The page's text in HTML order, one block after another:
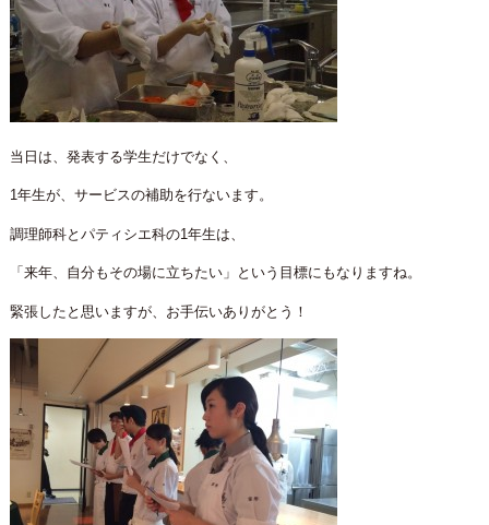
当日は、発表する学生だけでなく、
1年生が、サービスの補助を行ないます。
調理師科とパティシエ科の1年生は、
「来年、自分もその場に立ちたい」という目標にもなりますね。
緊張したと思いますが、お手伝いありがとう！